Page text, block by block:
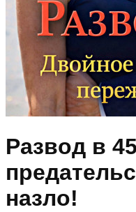
Развод в
назло!